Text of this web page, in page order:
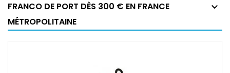
FRANCO DE PORT DÈS 300 € EN FRANCE
MÉTROPOLITAINE